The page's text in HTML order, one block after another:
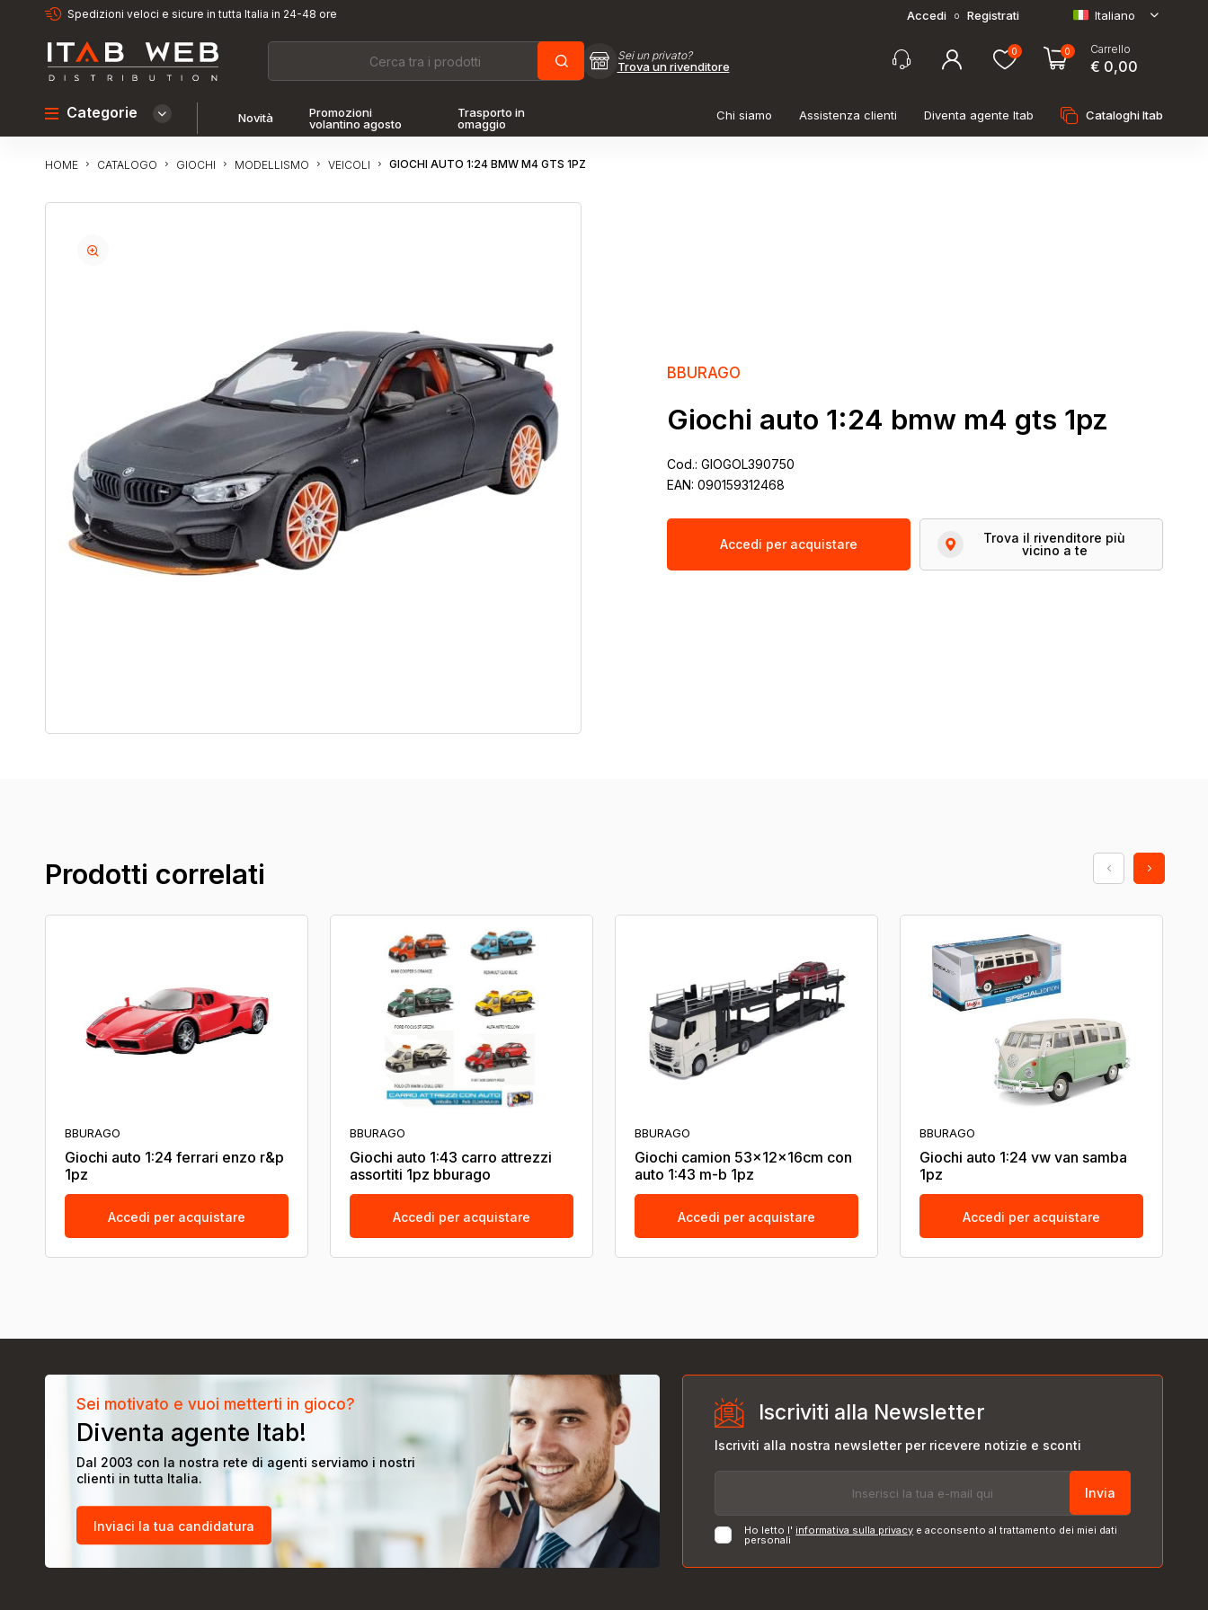
Spedizioni veloci e sicure in tutta Italia in 24-48 ore Accedi o Registrati Italiano
Sei un privato?
Trova un rivenditore
0 0 Carrello
€ 0,00
Categorie Novità
Promozioni
volantino agosto
Trasporto in
omaggio
Chi siamo Assistenza clienti Diventa agente Itab Cataloghi Itab
HOME CATALOGO GIOCHI MODELLISMO VEICOLI GIOCHI AUTO 1:24 BMW M4 GTS 1PZ
BBURAGO
Giochi auto 1:24 bmw m4 gts 1pz
Cod.: GIOGOL390750
EAN: 090159312468
Accedi per acquistare
Trova il rivenditore più
vicino a te
Prodotti correlati
BBURAGO
Giochi auto 1:24 ferrari enzo r&p
1pz
Accedi per acquistare
BBURAGO
Giochi auto 1:43 carro attrezzi
assortiti 1pz bburago
Accedi per acquistare
BBURAGO
Giochi camion 53x12x16cm con
auto 1:43 m-b 1pz
Accedi per acquistare
BBURAGO
Giochi auto 1:24 vw van samba
1pz
Accedi per acquistare
Sei motivato e vuoi metterti in gioco?
Diventa agente Itab!
Dal 2003 con la nostra rete di agenti serviamo i nostri
clienti in tutta Italia.
Inviaci la tua candidatura
Iscriviti alla Newsletter
Iscriviti alla nostra newsletter per ricevere notizie e sconti
Invia
Ho letto l'informativa sulla privacy e acconsento al trattamento dei miei dati
personali